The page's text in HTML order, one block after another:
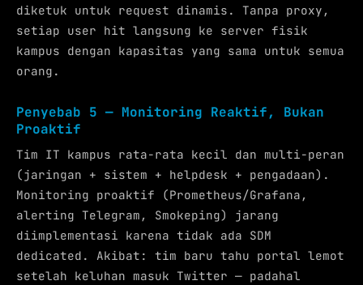
diketuk untuk request dinamis. Tanpa proxy,
setiap user hit langsung ke server fisik
kampus dengan kapasitas yang sama untuk semua
orang.
Penyebab 5 — Monitoring Reaktif, Bukan
Proaktif
Tim IT kampus rata-rata kecil dan multi-peran
(jaringan + sistem + helpdesk + pengadaan).
Monitoring proaktif (Prometheus/Grafana,
alerting Telegram, Smokeping) jarang
diimplementasi karena tidak ada SDM
dedicated. Akibat: tim baru tahu portal lemot
setelah keluhan masuk Twitter — padahal